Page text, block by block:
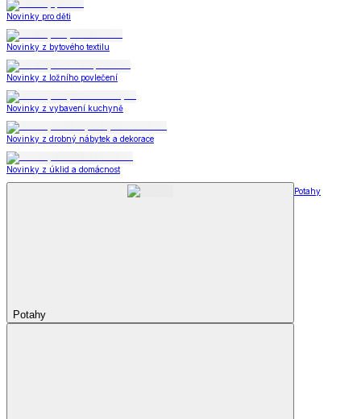
Novinky pro děti
Novinky z bytového textilu
Novinky z ložního povlečení
Novinky z vybavení kuchyně
Novinky z drobný nábytek a dekorace
Novinky z úklid a domácnost
Potahy
Potahy